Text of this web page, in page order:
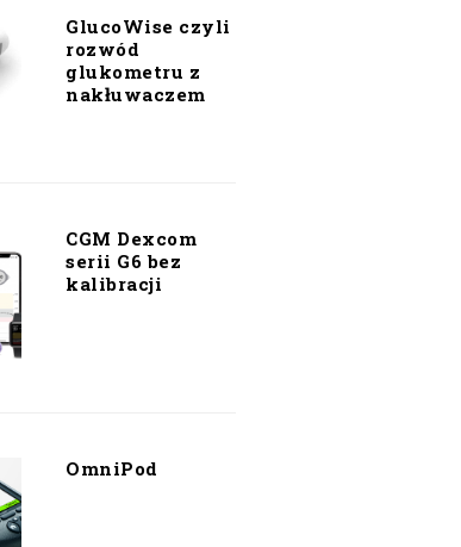
GlucoWise czyli
rozwód
glukometru z
nakłuwaczem
CGM Dexcom
serii G6 bez
kalibracji
OmniPod